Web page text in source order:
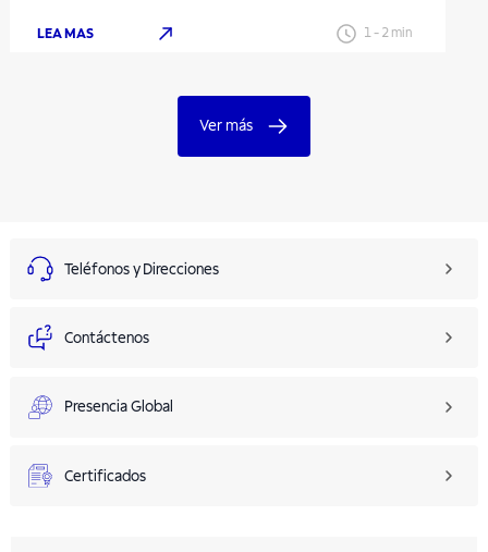
LEA MAS 1- 2 min
Ver más
Teléfonos y Direcciones
Contáctenos
Presencia Global
Certificados